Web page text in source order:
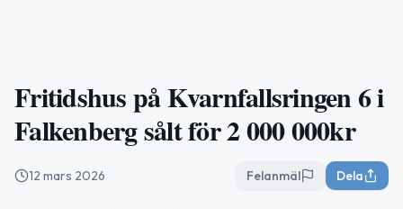
Fritidshus på Kvarnfallsringen 6 i
Falkenberg sålt för 2 000 000kr
12 mars 2026 Felanmäl Dela